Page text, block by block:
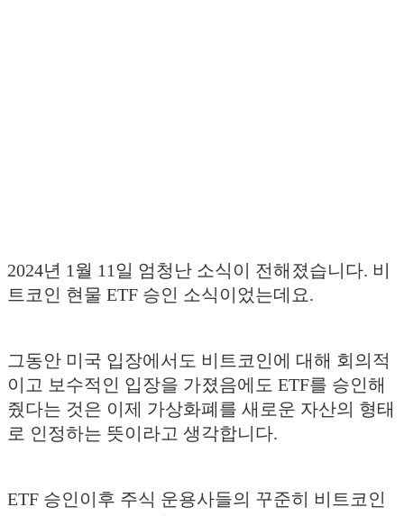
2024년 1월 11일 엄청난 소식이 전해졌습니다. 비
트코인 현물 ETF 승인 소식이었는데요.
그동안 미국 입장에서도 비트코인에 대해 회의적
이고 보수적인 입장을 가졌음에도 ETF를 승인해
줬다는 것은 이제 가상화폐를 새로운 자산의 형태
로 인정하는 뜻이라고 생각합니다.
ETF 승인이후 주식 운용사들의 꾸준히 비트코인